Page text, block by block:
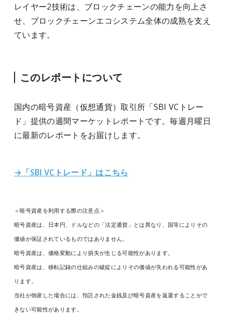
レイヤー2技術は、ブロックチェーンの能力を向上さ
せ、ブロックチェーンエコシステム全体の成熟を支え
ています。
このレポートについて
国内の暗号資産（仮想通貨）取引所「SBI VCトレー
ド」提供の週間マーケットレポートです。毎週月曜日
に最新のレポートをお届けします。
→「SBI VCトレード」はこちら
＜暗号資産を利用する際の注意点＞
暗号資産は、日本円、ドルなどの「法定通貨」とは異なり、国等によりその
価値が保証されているものではありません。
暗号資産は、価格変動により損失が生じる可能性があります。
暗号資産は、移転記録の仕組みの破綻によりその価値が失われる可能性があ
ります。
当社が倒産した場合には、預託された金銭及び暗号資産を返還することがで
きない可能性があります。